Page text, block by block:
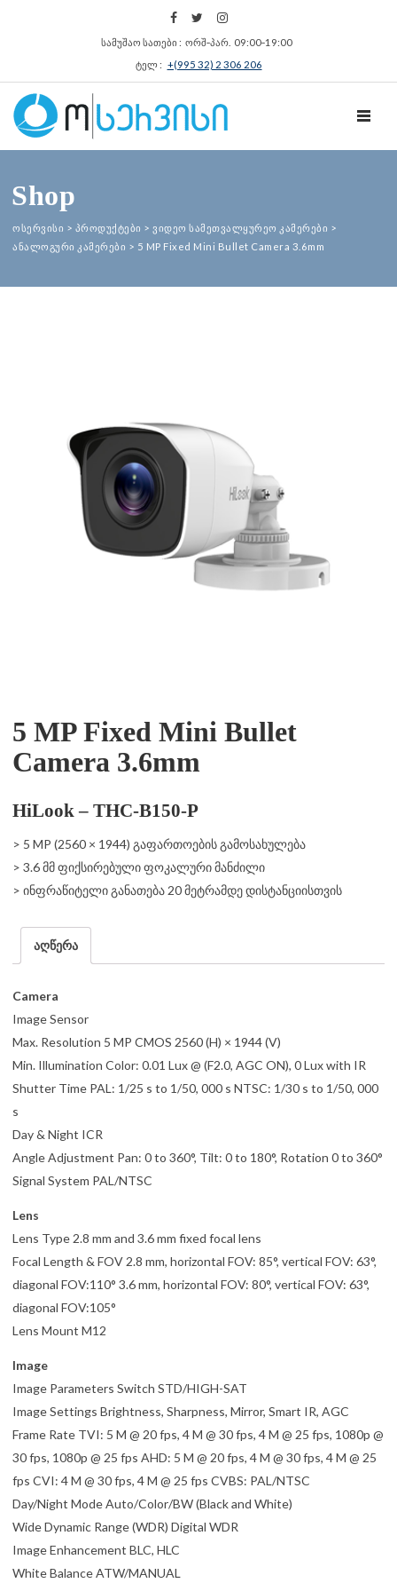
სამუშაო სათები : ორშ‑პარ. 09:00‑19:00
ტელ : +(995 32) 2 306 206
Shop
ოსერვისი > პროდუქტები > ვიდეო სამეთვალყურეო კამერები >
ანალოგური კამერები > 5 MP Fixed Mini Bullet Camera 3.6mm
5 MP Fixed Mini Bullet
Camera 3.6mm
HiLook – THC-B150-P
> 5 MP (2560 × 1944) გაფართოების გამოსახულება
> 3.6 მმ ფიქსირებული ფოკალური მანძილი
> ინფრაწიტელი განათება 20 მეტრამდე დისტანციისთვის
აღწერა
Camera
Image Sensor
Max. Resolution 5 MP CMOS 2560 (H) × 1944 (V)
Min. Illumination Color: 0.01 Lux @ (F2.0, AGC ON), 0 Lux with IR
Shutter Time PAL: 1/25 s to 1/50, 000 s NTSC: 1/30 s to 1/50, 000
s
Day & Night ICR
Angle Adjustment Pan: 0 to 360°, Tilt: 0 to 180°, Rotation 0 to 360°
Signal System PAL/NTSC
Lens
Lens Type 2.8 mm and 3.6 mm fixed focal lens
Focal Length & FOV 2.8 mm, horizontal FOV: 85°, vertical FOV: 63°,
diagonal FOV:110° 3.6 mm, horizontal FOV: 80°, vertical FOV: 63°,
diagonal FOV:105°
Lens Mount M12
Image
Image Parameters Switch STD/HIGH-SAT
Image Settings Brightness, Sharpness, Mirror, Smart IR, AGC
Frame Rate TVI: 5 M @ 20 fps, 4 M @ 30 fps, 4 M @ 25 fps, 1080p @
30 fps, 1080p @ 25 fps AHD: 5 M @ 20 fps, 4 M @ 30 fps, 4 M @ 25
fps CVI: 4 M @ 30 fps, 4 M @ 25 fps CVBS: PAL/NTSC
Day/Night Mode Auto/Color/BW (Black and White)
Wide Dynamic Range (WDR) Digital WDR
Image Enhancement BLC, HLC
White Balance ATW/MANUAL